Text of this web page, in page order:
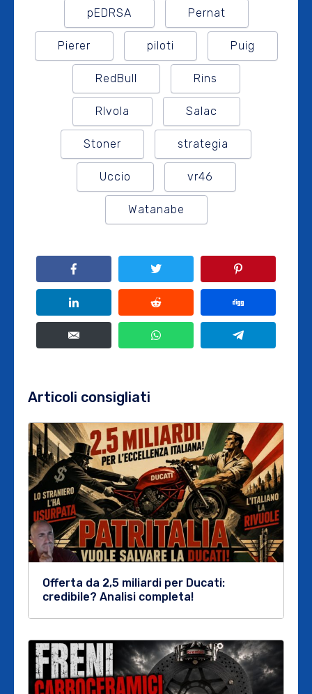
pEDRSA Pernat
Pierer piloti Puig
RedBull Rins
RIvola Salac
Stoner strategia
Uccio vr46
Watanabe
Articoli consigliati
Offerta da 2,5 miliardi per Ducati:
credibile? Analisi completa!